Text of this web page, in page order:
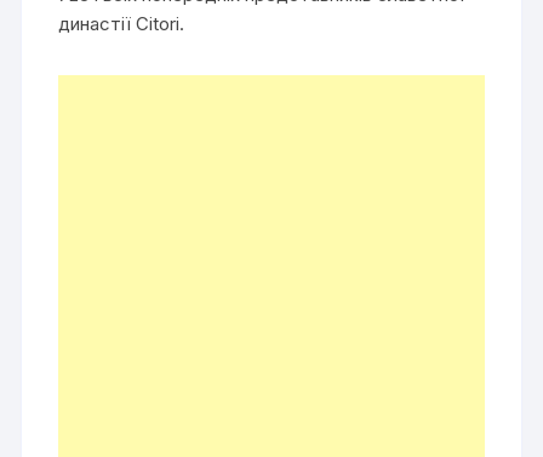
династії Citori.